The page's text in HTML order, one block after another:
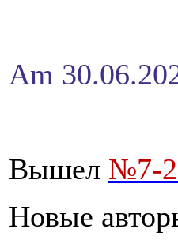
Am
Вышел №7-
Новые